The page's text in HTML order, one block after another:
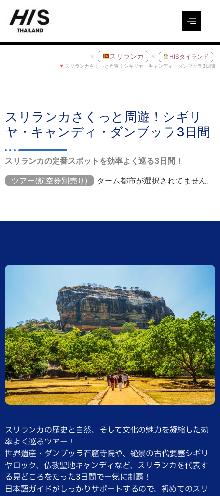
HISタイランド
スリランカ
スリランカさくっと周遊！シギリヤ・キャンディ・ダンブッラ3日間
スリランカさくっと周遊！シギリ
ヤ・キャンディ・ダンブッラ3日間
スリランカの定番スポットを効率よく巡る3日間！
ツアー(航空券別売り)
ターム都市が選択されてません。
スリランカの歴史と自然、そして文化の魅力を凝縮した効
率よく巡るツアー！
世界遺産・ダンブッラ石窟寺院や、絶景の古代要塞シギリ
ヤロック、仏教聖地キャンディなど、スリランカを代表す
る見どころをたった3日間で一気に制覇！
日本語ガイドがしっかりサポートするので、初めてのスリ